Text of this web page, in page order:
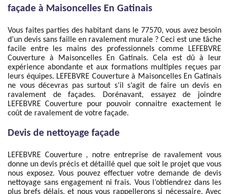
façade à Maisoncelles En Gatinais
Vous faites parties des habitant dans le 77570, vous avez besoin
d’un devis sans faille en ravalement murale ? Ceci est une tâche
facile entre les mains des professionnels comme LEFEBVRE
Couverture à Maisoncelles En Gatinais. Cela est dû à leur
expérience abondante et aux formations multiples reçues par
leurs équipes. LEFEBVRE Couverture à Maisoncelles En Gatinais
ne vous décevras pas surtout s’il s’agit de faire un devis en
ravalement de façades. Dorénavant, essayez de joindre
LEFEBVRE Couverture pour pouvoir connaitre exactement le
coût de ravalement de votre façade.
Devis de nettoyage façade
LEFEBVRE Couverture , notre entreprise de ravalement vous
donne un devis précis et détaillé quel que soit le projet que vous
nous exposez. Vous pouvez effectuer votre demande de devis
nettoyage sans engagement ni frais. Vous l’obtiendrez dans les
plus brefs délais, et nous vous rappellerons si nécessaire. Avec